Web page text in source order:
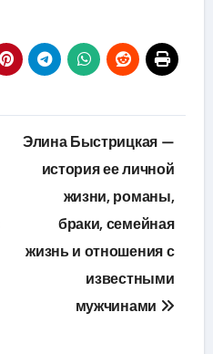
Элина Быстрицкая —
история ее личной
жизни, романы,
браки, семейная
жизнь и отношения с
известными
мужчинами